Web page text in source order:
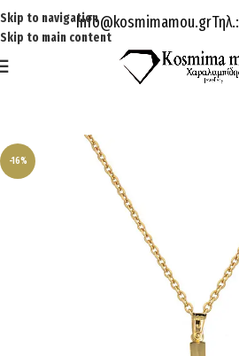
Skip to navigation
Skip to main content
Info@kosmimamou.grΤηλ.:
-16%